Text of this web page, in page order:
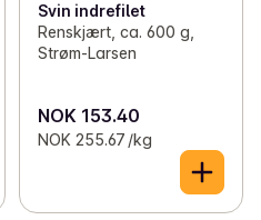
Svin indrefilet
Renskjært, ca. 600 g,
Strøm-Larsen
NOK 153.40
NOK 255.67 /kg